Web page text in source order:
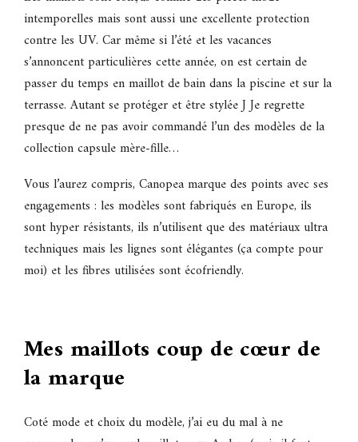
intemporelles mais sont aussi une excellente protection
contre les UV. Car même si l’été et les vacances
s’annoncent particulières cette année, on est certain de
passer du temps en maillot de bain dans la piscine et sur la
terrasse. Autant se protéger et être stylée J Je regrette
presque de ne pas avoir commandé l’un des modèles de la
collection capsule mère-fille…
Vous l’aurez compris, Canopea marque des points avec ses
engagements : les modèles sont fabriqués en Europe, ils
sont hyper résistants, ils n’utilisent que des matériaux ultra
techniques mais les lignes sont élégantes (ça compte pour
moi) et les fibres utilisées sont écofriendly.
Mes maillots coup de cœur de
la marque
Coté mode et choix du modèle, j’ai eu du mal à ne